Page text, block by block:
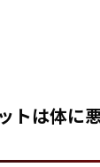
トは体に